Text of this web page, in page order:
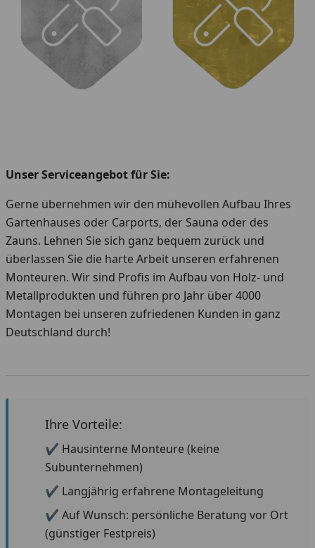
Unser Serviceangebot für Sie:
Gerne übernehmen wir den mühevollen Aufbau Ihres
Gartenhauses oder Carports, der Sauna oder des
Zauns. Lehnen Sie sich ganz bequem zurück und
überlassen Sie die harte Arbeit unseren erfahrenen
Monteuren. Wir sind Profis im Aufbau von Holz- und
Metallprodukten und führen pro Jahr über 4000
Montagen bei unseren zufriedenen Kunden in ganz
Deutschland durch!
Ihre Vorteile:
✔ Hausinterne Monteure (keine
Subunternehmen)
✔ Langjährig erfahrene Montageleitung
✔ Auf Wunsch: persönliche Beratung vor Ort
(günstiger Festpreis)